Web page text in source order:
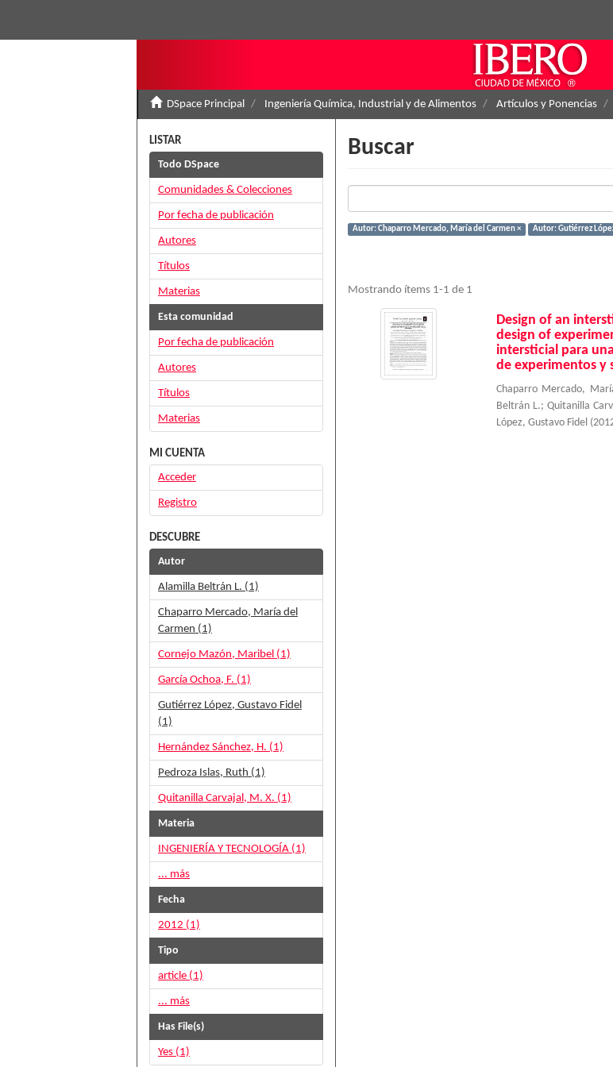
DSpace Principal Ingeniería Química, Industrial y de Alimentos Artículos y Ponencias
Buscar
Autor: Chaparro Mercado, María del Carmen × Autor: Gutiérrez
Mostrando ítems 1-1 de 1
Design of an
design of
intersticial para
de experimentos y
Chaparro Mercado,
Beltrán L.; Quitanilla
López, Gustavo Fidel (
LISTAR
Todo DSpace
Comunidades & Colecciones
Por fecha de publicación
Autores
Títulos
Materias
Esta comunidad
Por fecha de publicación
Autores
Títulos
Materias
MI CUENTA
Acceder
Registro
DESCUBRE
Autor
Alamilla Beltrán L. (1)
Chaparro Mercado, María del
Carmen (1)
Cornejo Mazón, Maribel (1)
García Ochoa, F. (1)
Gutiérrez López, Gustavo Fidel
(1)
Hernández Sánchez, H. (1)
Pedroza Islas, Ruth (1)
Quitanilla Carvajal, M. X. (1)
Materia
INGENIERÍA Y TECNOLOGÍA (1)
... más
Fecha
2012 (1)
Tipo
article (1)
... más
Has File(s)
Yes (1)